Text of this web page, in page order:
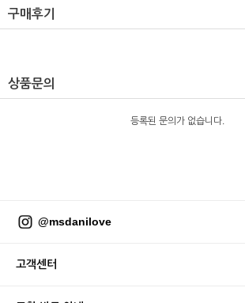
구매후기
상품문의
등록된 문의가 없습니다.
@msdanilove
고객센터